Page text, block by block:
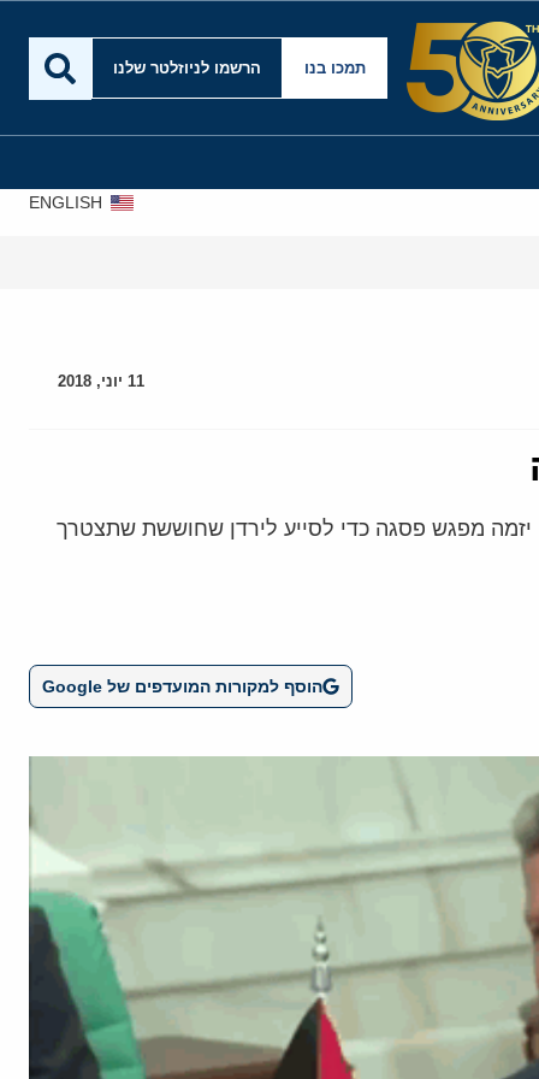
תמכו בנו הרשמו לניוזלטר שלנו
ENGLISH
11 יוני, 2018
מפגש פסגה כדי לסייע לירדן שחוששת שתצטרך
הוסף למקורות המועדפים של Google